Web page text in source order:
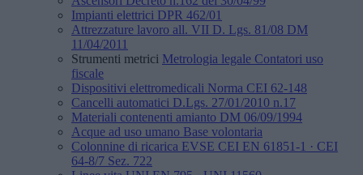
Impianti elettrici DPR 462/01
Attrezzature lavoro all. VII D. Lgs. 81/08 DM
11/04/2011
Strumenti metrici Metrologia legale Contatori uso
fiscale
Dispositivi elettromedicali Norma CEI 62-148
Cancelli automatici D.Lgs. 27/01/2010 n.17
Materiali contenenti amianto DM 06/09/1994
Acque ad uso umano Base volontaria
Colonnine di ricarica EVSE CEI EN 61851-1 · CEI
64-8/7 Sez. 722